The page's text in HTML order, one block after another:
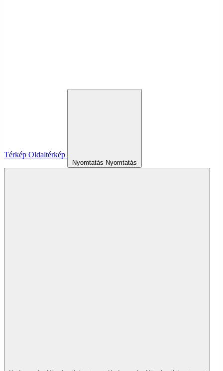
Térkép Oldaltérkép
Nyomtatás Nyomtatás